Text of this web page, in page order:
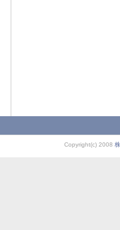
Copyright(c) 2008